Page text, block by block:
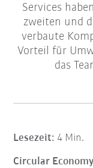
Services
zweiten und
verbaute
Vorteil für
das
Lesezeit: 4 Min.
Circular Economy